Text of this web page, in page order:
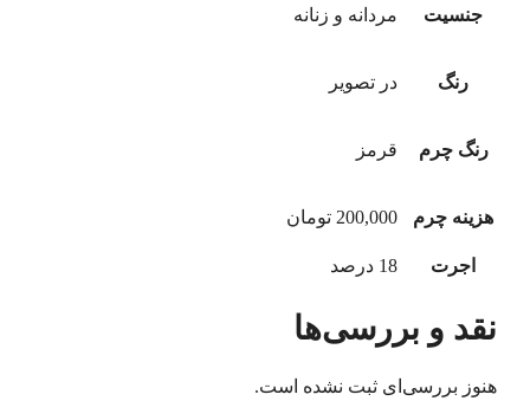
جنسیت مردانه و زنانه
رنگ در تصویر
رنگ چرم قرمز
هزینه چرم 200,000 تومان
اجرت 18 درصد
نقد و بررسی‌ها
هنوز بررسی‌ای ثبت نشده است.